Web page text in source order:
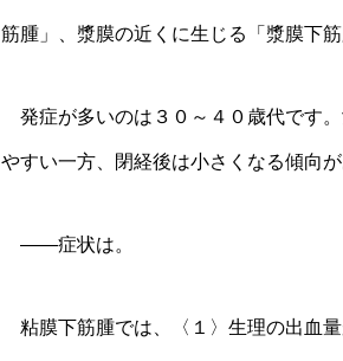
筋腫」、漿膜の近くに生じる「漿膜下
発症が多いのは３０～４０歳代です
やすい一方、閉経後は小さくなる傾向が
――症状は。
粘膜下筋腫では、〈１〉生理の出血